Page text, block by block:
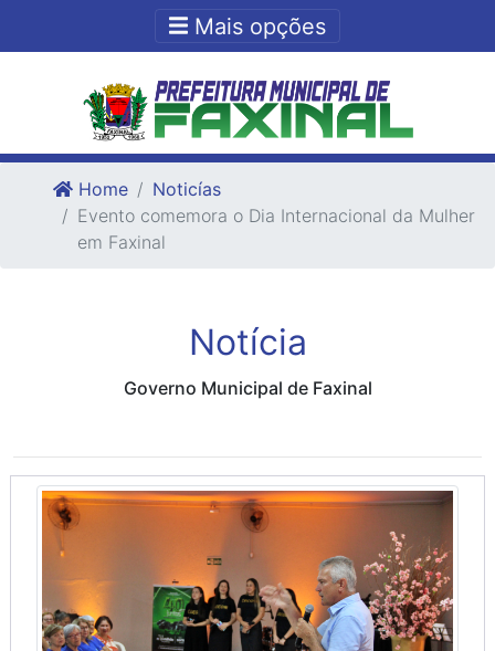
Ir para o fim do conteudo
Mais opções
Home
Noticías
Evento comemora o Dia Internacional da Mulher
em Faxinal
Notícia
Governo Municipal de Faxinal